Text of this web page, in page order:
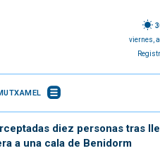
viernes,
diez personas tras
a una cala de Benidorm